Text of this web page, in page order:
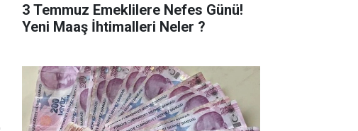
3 Temmuz Emeklilere Nefes Günü!
Yeni Maaş İhtimalleri Neler ?